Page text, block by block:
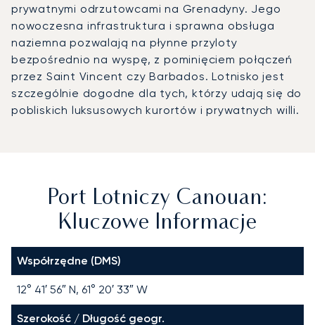
prywatnymi odrzutowcami na Grenadyny. Jego
nowoczesna infrastruktura i sprawna obsługa
naziemna pozwalają na płynne przyloty
bezpośrednio na wyspę, z pominięciem połączeń
przez Saint Vincent czy Barbados. Lotnisko jest
szczególnie dogodne dla tych, którzy udają się do
pobliskich luksusowych kurortów i prywatnych willi.
Port Lotniczy Canouan:
Kluczowe Informacje
Współrzędne (DMS)
12° 41′ 56″ N, 61° 20′ 33″ W
Szerokość / Długość geogr.